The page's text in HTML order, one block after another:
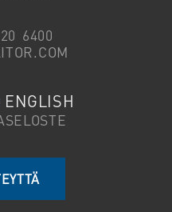
6400
ENGLISH